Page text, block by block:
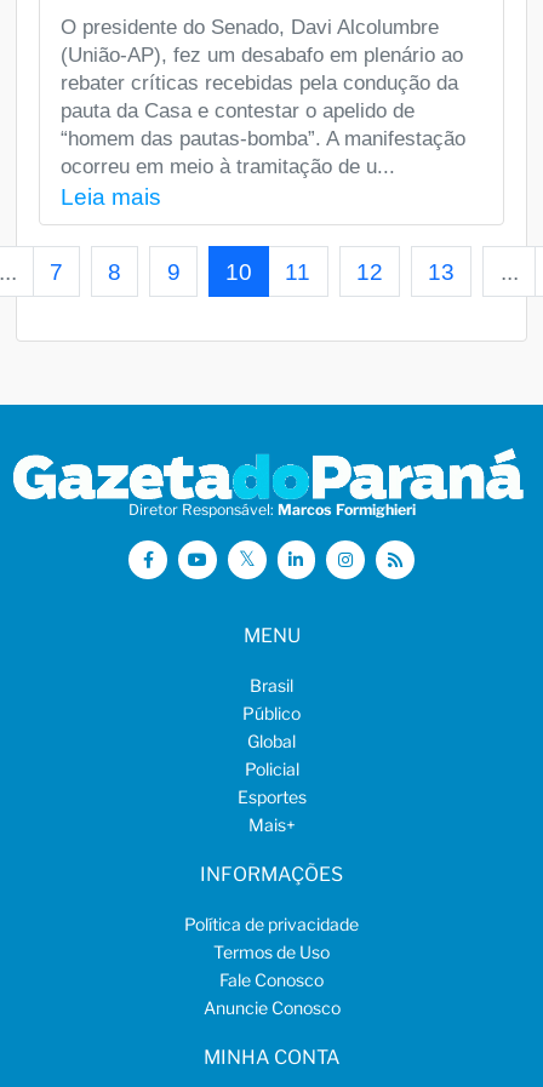
O presidente do Senado, Davi Alcolumbre
(União-AP), fez um desabafo em plenário ao
rebater críticas recebidas pela condução da
pauta da Casa e contestar o apelido de
“homem das pautas-bomba”. A manifestação
ocorreu em meio à tramitação de u...
Leia mais
7 8 9 10 11 12 13 ...
Diretor Responsável: Marcos Formighieri
MENU
Brasil
Público
Global
Policial
Esportes
Mais+
INFORMAÇÕES
Política de privacidade
Termos de Uso
Fale Conosco
Anuncie Conosco
MINHA CONTA